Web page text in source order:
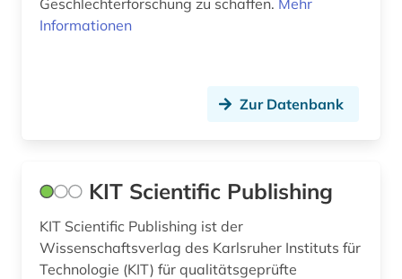
Informationen
Zur Datenbank
KIT Scientific Publishing
KIT Scientific Publishing ist der
Wissenschaftsverlag des Karlsruher Instituts für
Technologie (KIT) für qualitätsgeprüfte